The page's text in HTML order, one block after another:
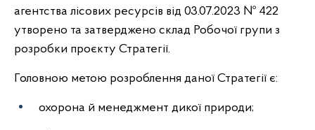
агентства лісових ресурсів від 03.07.2023 № 422
утворено та затверджено склад Робочої групи з
розробки проєкту Стратегії.
Головною метою розроблення даної Стратегії є:
охорона й менеджмент дикої природи;